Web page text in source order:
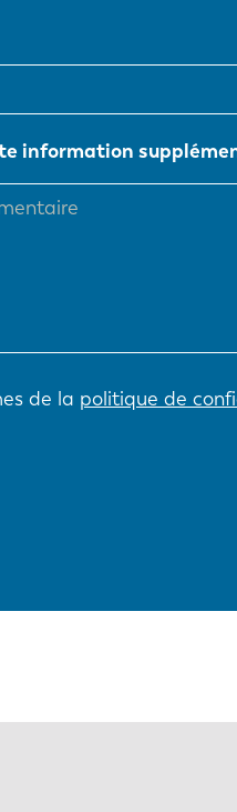
information
de la politique de